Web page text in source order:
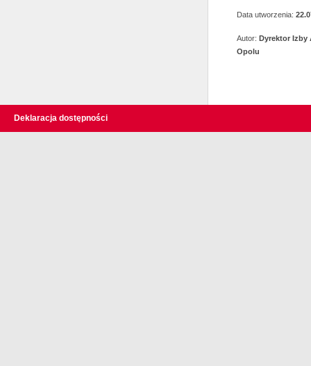
Data utworzenia:
Autor: Dyrektor Izby
Opolu
Deklaracja dostępności